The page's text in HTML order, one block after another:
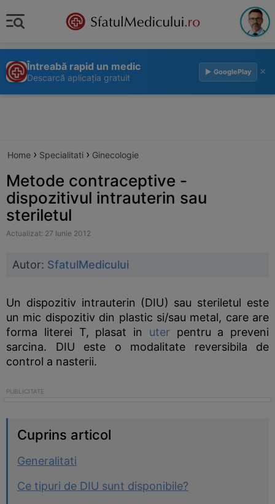
Întreabă rapid un medic
Descarcă aplicația gratuit
▶ GooglePlay ×
Home › Specialitati › Ginecologie
Metode contraceptive -
dispozitivul intrauterin sau
steriletul
Actualizat: 27 Iunie 2012
Autor: SfatulMedicului
Un dispozitiv intrauterin (DIU) sau steriletul este
un mic dispozitiv din plastic si/sau metal, care are
forma literei T, plasat in uter pentru a preveni
sarcina. DIU este o modalitate reversibila de
control a nasterii.
Cuprins articol
Generalitati
Ce tipuri de DIU sunt disponibile?